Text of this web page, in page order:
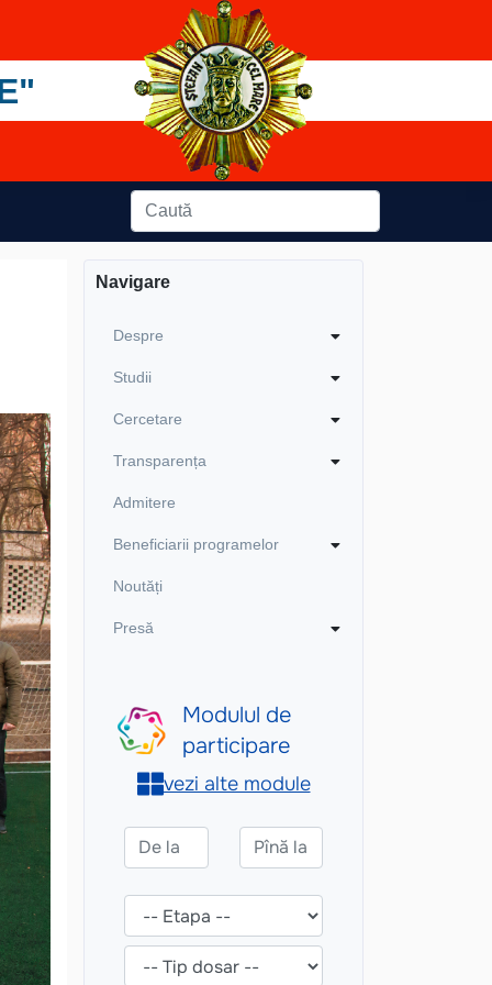
Navigare
Despre
Studii
Cercetare
Transparența
Admitere
Beneficiarii programelor
Noutăți
Presă